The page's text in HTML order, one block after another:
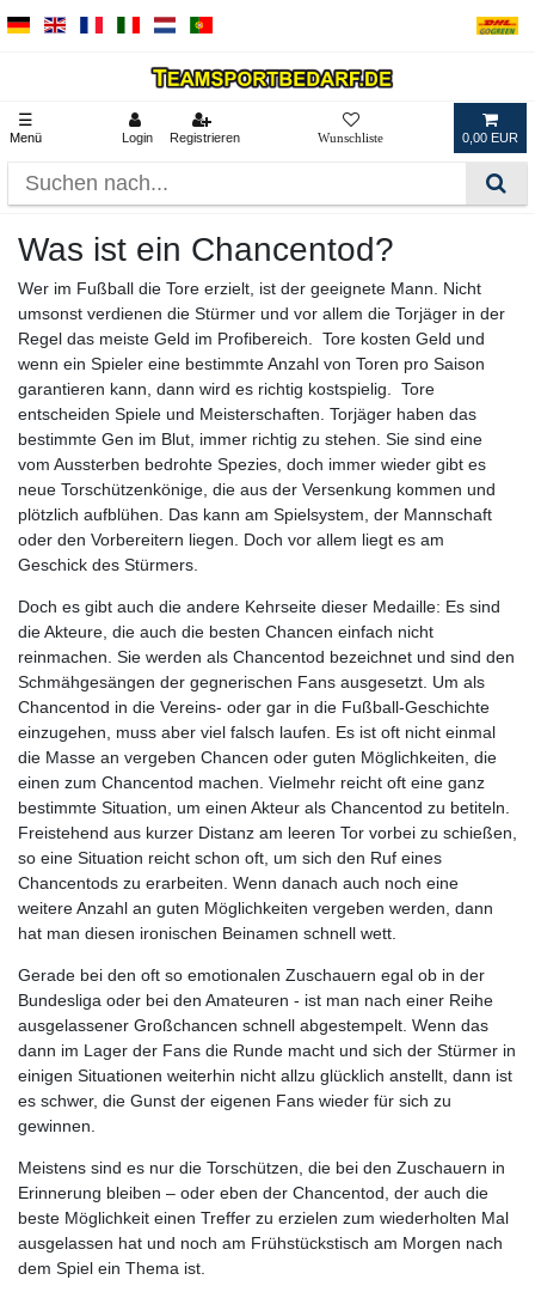
☰
Menü Login Registrieren 0,00 EUR
Was ist ein Chancentod?
Wer im Fußball die Tore erzielt, ist der geeignete Mann. Nicht
umsonst verdienen die Stürmer und vor allem die Torjäger in der
Regel das meiste Geld im Profibereich. Tore kosten Geld und
wenn ein Spieler eine bestimmte Anzahl von Toren pro Saison
garantieren kann, dann wird es richtig kostspielig. Tore
entscheiden Spiele und Meisterschaften. Torjäger haben das
bestimmte Gen im Blut, immer richtig zu stehen. Sie sind eine
vom Aussterben bedrohte Spezies, doch immer wieder gibt es
neue Torschützenkönige, die aus der Versenkung kommen und
plötzlich aufblühen. Das kann am Spielsystem, der Mannschaft
oder den Vorbereitern liegen. Doch vor allem liegt es am
Geschick des Stürmers.
Doch es gibt auch die andere Kehrseite dieser Medaille: Es sind
die Akteure, die auch die besten Chancen einfach nicht
reinmachen. Sie werden als Chancentod bezeichnet und sind den
Schmähgesängen der gegnerischen Fans ausgesetzt. Um als
Chancentod in die Vereins- oder gar in die Fußball-Geschichte
einzugehen, muss aber viel falsch laufen. Es ist oft nicht einmal
die Masse an vergeben Chancen oder guten Möglichkeiten, die
einen zum Chancentod machen. Vielmehr reicht oft eine ganz
bestimmte Situation, um einen Akteur als Chancentod zu betiteln.
Freistehend aus kurzer Distanz am leeren Tor vorbei zu schießen,
so eine Situation reicht schon oft, um sich den Ruf eines
Chancentods zu erarbeiten. Wenn danach auch noch eine
weitere Anzahl an guten Möglichkeiten vergeben werden, dann
hat man diesen ironischen Beinamen schnell wett.
Gerade bei den oft so emotionalen Zuschauern egal ob in der
Bundesliga oder bei den Amateuren - ist man nach einer Reihe
ausgelassener Großchancen schnell abgestempelt. Wenn das
dann im Lager der Fans die Runde macht und sich der Stürmer in
einigen Situationen weiterhin nicht allzu glücklich anstellt, dann ist
es schwer, die Gunst der eigenen Fans wieder für sich zu
gewinnen.
Meistens sind es nur die Torschützen, die bei den Zuschauern in
Erinnerung bleiben – oder eben der Chancentod, der auch die
beste Möglichkeit einen Treffer zu erzielen zum wiederholten Mal
ausgelassen hat und noch am Frühstückstisch am Morgen nach
dem Spiel ein Thema ist.